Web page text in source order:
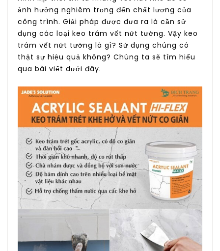
ảnh hưởng nghiêm trọng đến chất lượng của
công trình. Giải pháp được đưa ra là cần sử
dụng các loại keo trám vết nứt tường. Vậy keo
trám vết nứt tường là gì? Sử dụng chúng có
thật sự hiệu quả không? Chúng ta sẽ tìm hiểu
qua bài viết dưới đây.